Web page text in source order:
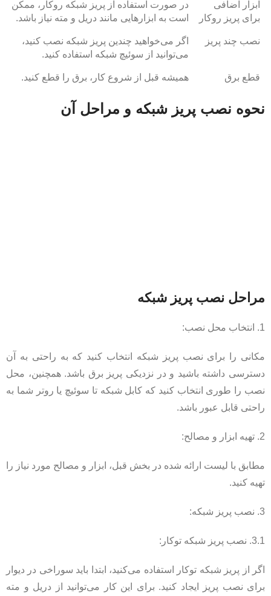
ابزار اضافی
برای پریز روکار
در صورت استفاده از پریز شبکه روکار، ممکن
است به ابزارهایی مانند دریل و مته نیاز باشد.
نصب چند پریز
اگر می‌خواهید چندین پریز شبکه نصب کنید،
می‌توانید از سوئیچ شبکه استفاده کنید.
قطع برق همیشه قبل از شروع کار، برق را قطع کنید.
نحوه نصب پریز شبکه و مراحل آن
مراحل نصب پریز شبکه
1. انتخاب محل نصب:
مکانی را برای نصب پریز شبکه انتخاب کنید که به راحتی به آن
دسترسی داشته باشید و در نزدیکی پریز برق باشد. همچنین، محل
نصب را طوری انتخاب کنید که کابل شبکه تا سوئیچ یا روتر شما به
راحتی قابل عبور باشد.
2. تهیه ابزار و مصالح:
مطابق با لیست ارائه شده در بخش قبل، ابزار و مصالح مورد نیاز را
تهیه کنید.
3. نصب پریز شبکه:
3.1. نصب پریز شبکه توکار:
اگر از پریز شبکه توکار استفاده می‌کنید، ابتدا باید سوراخی در دیوار
برای نصب پریز ایجاد کنید. برای این کار می‌توانید از دریل و مته